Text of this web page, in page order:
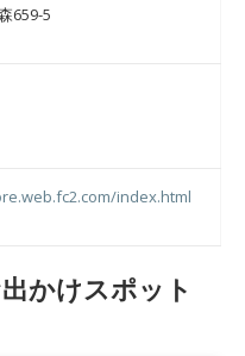
659-5
index.html
かけスポット